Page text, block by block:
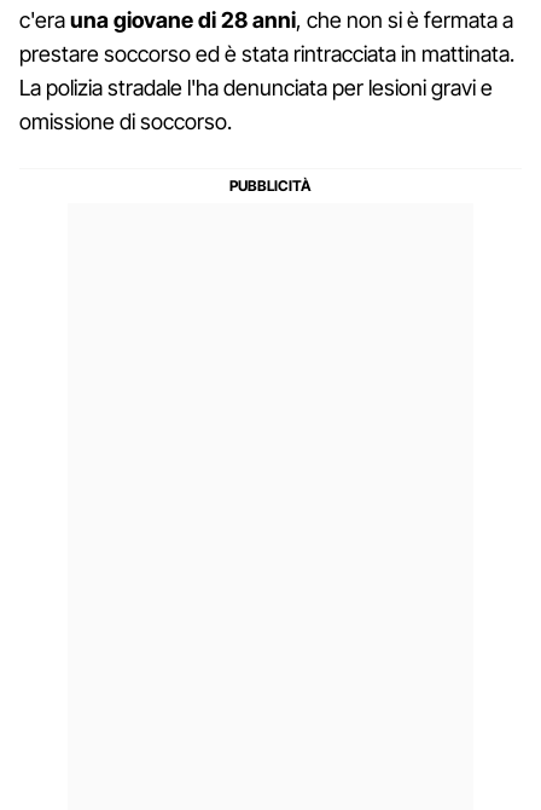
c'erauna giovane di 28 anni, che non si è fermata a
prestare soccorso ed è stata rintracciata in mattinata.
La polizia stradale l'ha denunciata per lesioni gravi e
omissione di soccorso.